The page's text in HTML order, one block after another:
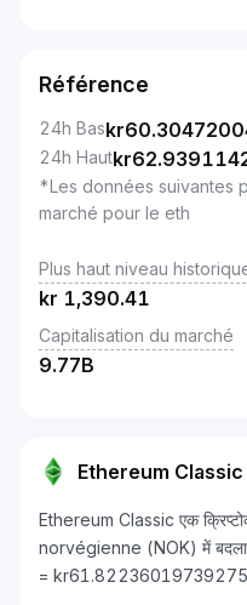
Référence
24h Baskr
24h Hautkr
*Les données suivantes
marché pour le eth
Plus haut niveau
kr 1,390.41
Capitalisation du marché
9.77B
Ethereum Classic
Ethereum Classic एक
norvégienne (NOK) में बदला
=